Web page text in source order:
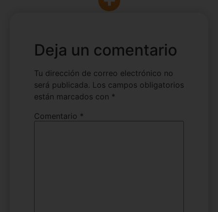
Deja un comentario
Tu dirección de correo electrónico no
será publicada. Los campos obligatorios
están marcados con *
Comentario *